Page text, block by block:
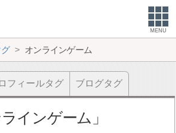
MENU
オンラインゲーム
フィールタグ ブログタグ
インゲーム